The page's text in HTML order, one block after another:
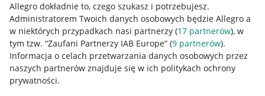
Allegro dokładnie to, czego szukasz i potrzebujesz.
Administratorem Twoich danych osobowych będzie Allegro a
w niektórych przypadkach nasi partnerzy (17 partnerów), w
tym tzw. “Zaufani Partnerzy IAB Europe” (9 partnerów).
Informacja o celach przetwarzania danych osobowych przez
naszych partnerów znajduje się w ich politykach ochrony
prywatności.
Przydatne informacje
Jak to działa